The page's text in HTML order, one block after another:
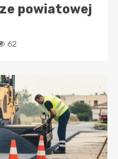
powiatowej
62